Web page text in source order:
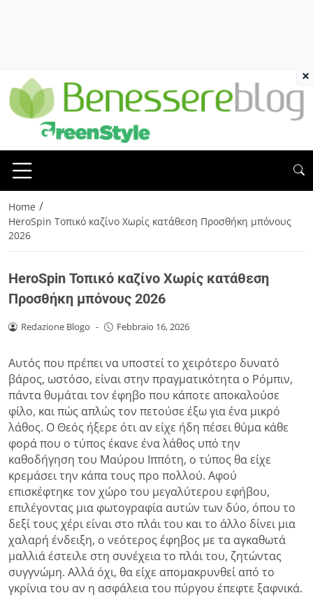
Home /
HeroSpin Τοπικό καζίνο Χωρίς κατάθεση Προσθήκη μπόνους
2026
HeroSpin Τοπικό καζίνο Χωρίς κατάθεση
Προσθήκη μπόνους 2026
Redazione Blogo - Febbraio 16, 2026
Αυτός που πρέπει να υποστεί το χειρότερο δυνατό
βάρος, ωστόσο, είναι στην πραγματικότητα ο Ρόμπιν,
πάντα θυμάται τον έφηβο που κάποτε αποκαλούσε
φίλο, και πώς απλώς τον πετούσε έξω για ένα μικρό
λάθος. Ο Θεός ήξερε ότι αν είχε ήδη πέσει θύμα κάθε
φορά που ο τύπος έκανε ένα λάθος υπό την
καθοδήγηση του Μαύρου Ιππότη, ο τύπος θα είχε
κρεμάσει την κάπα τους προ πολλού. Αφού
επισκέφτηκε τον χώρο του μεγαλύτερου εφήβου,
επιλέγοντας μια φωτογραφία αυτών των δύο, όπου το
δεξί τους χέρι είναι στο πλάι του και το άλλο δίνει μια
χαλαρή ένδειξη, ο νεότερος έφηβος με τα αγκαθωτά
μαλλιά έστειλε στη συνέχεια το πλάι του, ζητώντας
συγγνώμη. Αλλά όχι, θα είχε απομακρυνθεί από το
γκρίνια του αν η ασφάλεια του πύργου έπεφτε ξαφνικά.
×